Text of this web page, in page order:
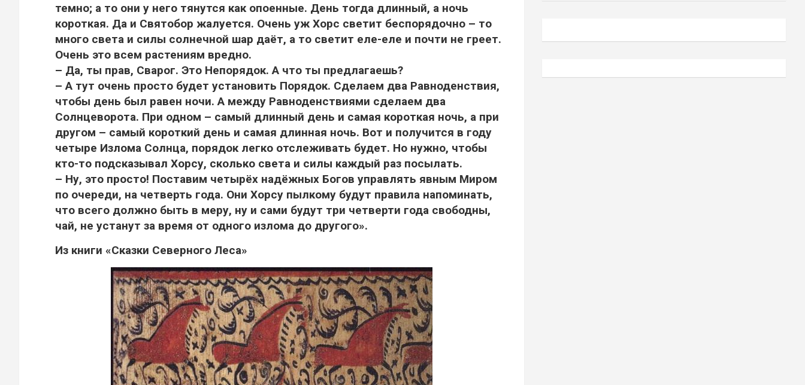
темно; а то они у него тянутся как опоенные. День тогда длинный, а ночь
короткая. Да и Святобор жалуется. Очень уж Хорс светит беспорядочно – то
много света и силы солнечной шар даёт, а то светит еле-еле и почти не греет.
Очень это всем растениям вредно.
– Да, ты прав, Сварог. Это Непорядок. А что ты предлагаешь?
– А тут очень просто будет установить Порядок. Сделаем два Равноденствия,
чтобы день был равен ночи. А между Равноденствиями сделаем два
Солнцеворота. При одном – самый длинный день и самая короткая ночь, а при
другом – самый короткий день и самая длинная ночь. Вот и получится в году
четыре Излома Солнца, порядок легко отслеживать будет. Но нужно, чтобы
кто-то подсказывал Хорсу, сколько света и силы каждый раз посылать.
– Ну, это просто! Поставим четырёх надёжных Богов управлять явным Миром
по очереди, на четверть года. Они Хорсу пылкому будут правила напоминать,
что всего должно быть в меру, ну и сами будут три четверти года свободны,
чай, не устанут за время от одного излома до другого».
Из книги «Сказки Северного Леса»